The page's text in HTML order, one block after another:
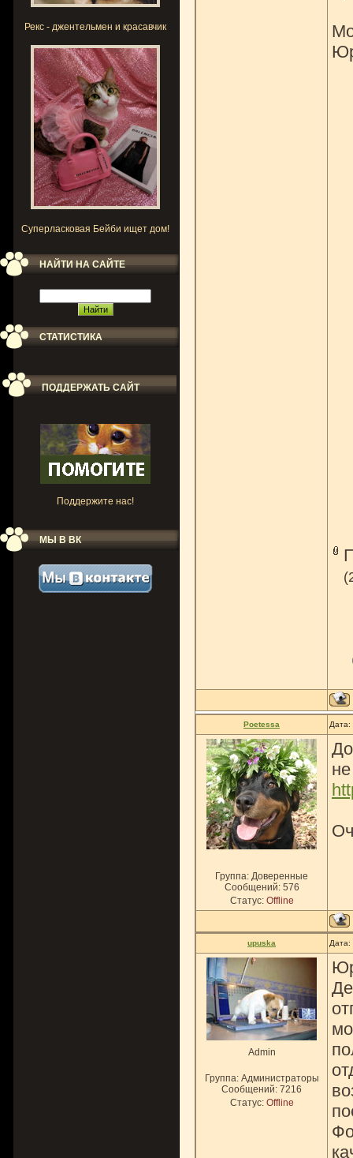
Рекс - джентельмен и красавчик
Суперласковая Бейби ищет дом!
НАЙТИ НА САЙТЕ
СТАТИСТИКА
ПОДДЕРЖАТЬ САЙТ
Поддержите нас!
МЫ В ВК
Poetessa Дата:
Группа: Доверенные
Сообщений: 576
Статус: Offline
upuska Дата:
Admin
Группа: Администраторы
Сообщений: 7216
Статус: Offline